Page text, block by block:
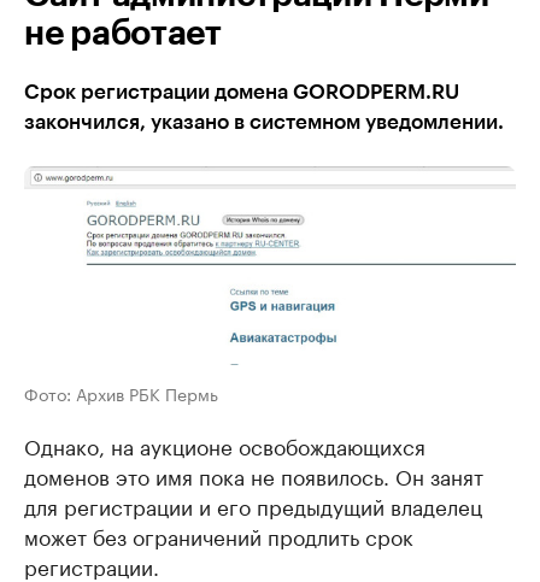
не работает
Срок регистрации домена GORODPERM.RU
закончился, указано в системном уведомлении.
Фото: Архив РБК Пермь
Однако, на аукционе освобождающихся
доменов это имя пока не появилось. Он занят
для регистрации и его предыдущий владелец
может без ограничений продлить срок
регистрации.